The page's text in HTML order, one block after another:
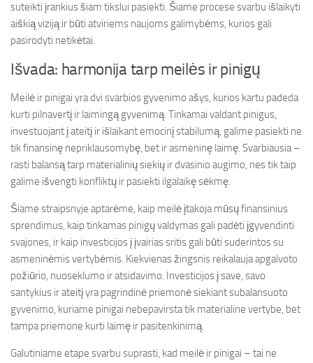
suteikti įrankius šiam tikslui pasiekti. Šiame procese svarbu išlaikyti
aiškią viziją ir būti atviriems naujoms galimybėms, kurios gali
pasirodyti netikėtai.
Išvada: harmonija tarp meilės ir pinigų
Meilė ir pinigai yra dvi svarbios gyvenimo ašys, kurios kartu padeda
kurti pilnavertį ir laimingą gyvenimą. Tinkamai valdant pinigus,
investuojant į ateitį ir išlaikant emocinį stabilumą, galime pasiekti ne
tik finansinę nepriklausomybę, bet ir asmeninę laimę. Svarbiausia –
rasti balansą tarp materialinių siekių ir dvasinio augimo, nes tik taip
galime išvengti konfliktų ir pasiekti ilgalaikę sėkmę.
Šiame straipsnyje aptarėme, kaip meilė įtakoja mūsų finansinius
sprendimus, kaip tinkamas pinigų valdymas gali padėti įgyvendinti
svajones, ir kaip investicijos į įvairias sritis gali būti suderintos su
asmeninėmis vertybėmis. Kiekvienas žingsnis reikalauja apgalvoto
požiūrio, nuoseklumo ir atsidavimo. Investicijos į save, savo
santykius ir ateitį yra pagrindinė priemonė siekiant subalansuoto
gyvenimo, kuriame pinigai nebepavirsta tik materialine vertybe, bet
tampa priemone kurti laimę ir pasitenkinimą.
Galutiniame etape svarbu suprasti, kad meilė ir pinigai – tai ne